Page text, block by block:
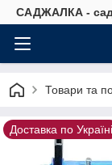
САДЖАЛКА -
Товари та
Доставка по Україні